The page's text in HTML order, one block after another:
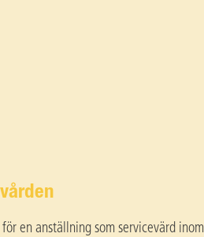
en anställning som servicevärd inom